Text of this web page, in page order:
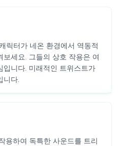
릭터가 네온 환경에서 역동적
세요. 그들의 상호 작용은 여
입니다. 미래적인 트위스트가
니다.
용하여 독특한 사운드를 트리